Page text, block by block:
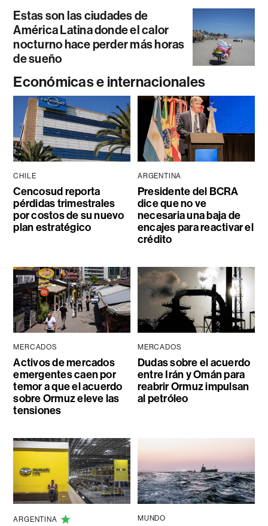
Estas son las ciudades de
América Latina donde el calor
nocturno hace perder más horas
de sueño
Económicas e internacionales
CHILE
Cencosud reporta
pérdidas trimestrales
por costos de su nuevo
plan estratégico
ARGENTINA
Presidente del BCRA
dice que no ve
necesaria una baja de
encajes para reactivar el
crédito
MERCADOS
Activos de mercados
emergentes caen por
temor a que el acuerdo
sobre Ormuz eleve las
tensiones
MERCADOS
Dudas sobre el acuerdo
entre Irán y Omán para
reabrir Ormuz impulsan
al petróleo
ARGENTINA MUNDO